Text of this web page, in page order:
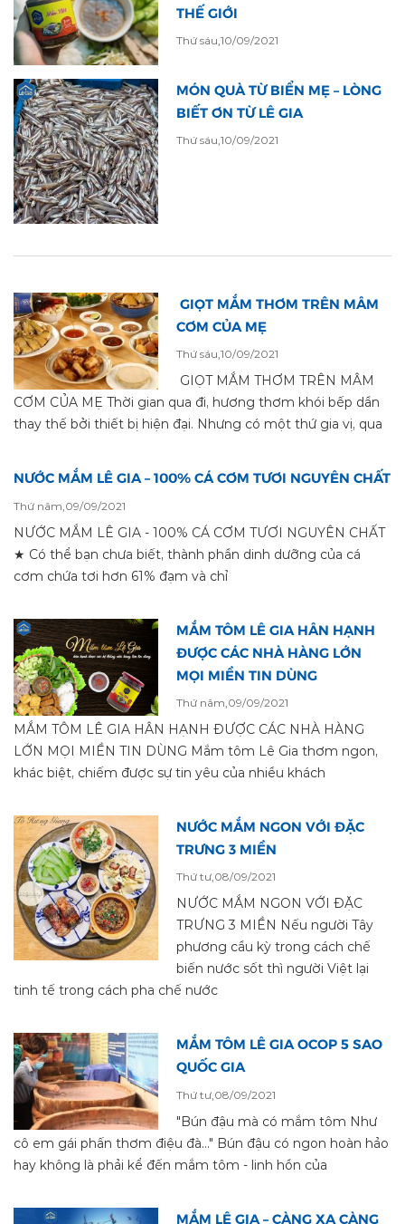
THẾ GIỚI
Thứ sáu,10/09/2021
MÓN QUÀ TỪ BIỂN MẸ – LÒNG
BIẾT ƠN TỪ LÊ GIA
Thứ sáu,10/09/2021
GIỌT MẮM THƠM TRÊN MÂM
CƠM CỦA MẸ
Thứ sáu,10/09/2021
GIỌT MẮM THƠM TRÊN MÂM
CƠM CỦA MẸ Thời gian qua đi, hương thơm khói bếp dần
thay thế bởi thiết bị hiện đại. Nhưng có một thứ gia vị, qua
NƯỚC MẮM LÊ GIA – 100% CÁ CƠM TƯƠI NGUYÊN CHẤT
Thứ năm,09/09/2021
NƯỚC MẮM LÊ GIA - 100% CÁ CƠM TƯƠI NGUYÊN CHẤT
★ Có thể bạn chưa biết, thành phần dinh dưỡng của cá
cơm chứa tơi hơn 61% đạm và chỉ
MẮM TÔM LÊ GIA HÂN HẠNH
ĐƯỢC CÁC NHÀ HÀNG LỚN
MỌI MIỀN TIN DÙNG
Thứ năm,09/09/2021
MẮM TÔM LÊ GIA HÂN HẠNH ĐƯỢC CÁC NHÀ HÀNG
LỚN MỌI MIỀN TIN DÙNG Mắm tôm Lê Gia thơm ngon,
khác biệt, chiếm được sự tin yêu của nhiều khách
NƯỚC MẮM NGON VỚI ĐẶC
TRƯNG 3 MIỀN
Thứ tư,08/09/2021
NƯỚC MẮM NGON VỚI ĐẶC
TRƯNG 3 MIỀN Nếu người Tây
phương cầu kỳ trong cách chế
biến nước sốt thì người Việt lại
tinh tế trong cách pha chế nước
MẮM TÔM LÊ GIA OCOP 5 SAO
QUỐC GIA
Thứ tư,08/09/2021
"Bún đậu mà có mắm tôm Như
cô em gái phấn thơm điệu đà..." Bún đậu có ngon hoàn hảo
hay không là phải kể đến mắm tôm - linh hồn của
MẮM LÊ GIA – CÀNG XA CÀNG